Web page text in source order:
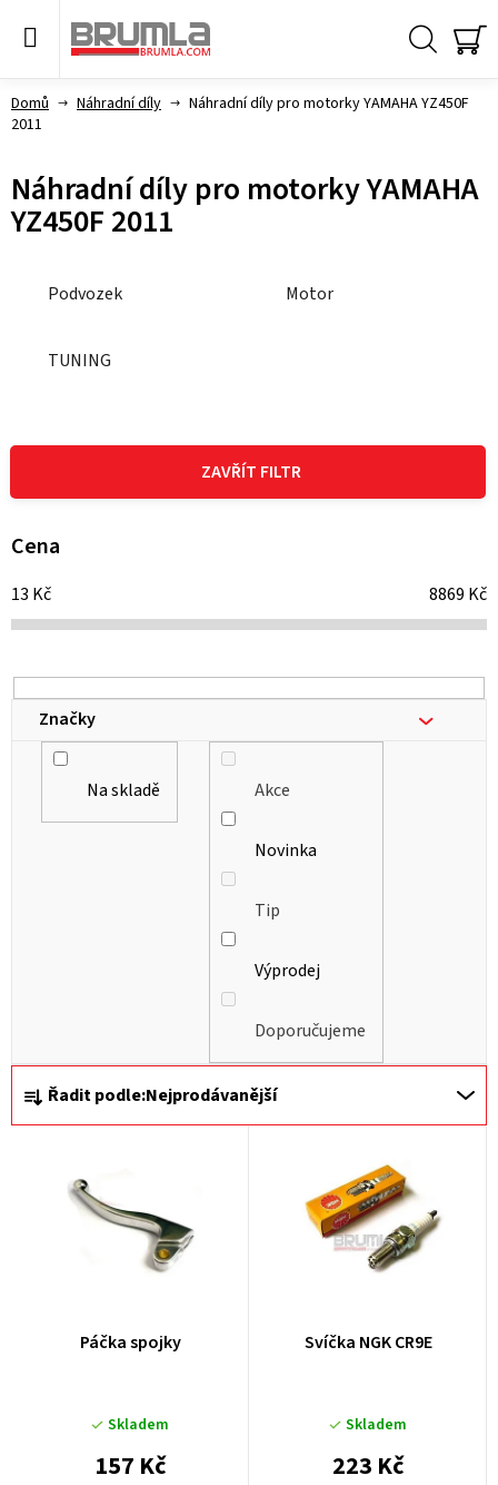
Domů Náhradní díly
Náhradní díly pro motorky YAMAHA YZ450F
2011
Náhradní díly pro motorky YAMAHA
YZ450F 2011
Podvozek Motor
TUNING
Ř
a
Řadit podle:Nejprodávanější
ZAVŘÍT FILTR
Cena
13 Kč 8869 Kč
Na skladě Akce
Novinka
Tip
Výprodej
Doporučujeme
Značky
V
p
i
p
r
o
d
Páčka spojky
Skladem
157 Kč
Svíčka NGK CR9E
Skladem
223 Kč